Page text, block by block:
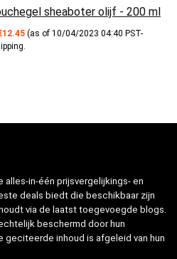
sheaboter olijf - 200 ml
12.45 (as of 10/04/2023 04:40 PST-
.
in-één prijsvergelijkings- en
deals biedt die beschikbaar zijn
via de laatst toegevoegde blogs.
beschermd door hun
inhoud is afgeleid van hun